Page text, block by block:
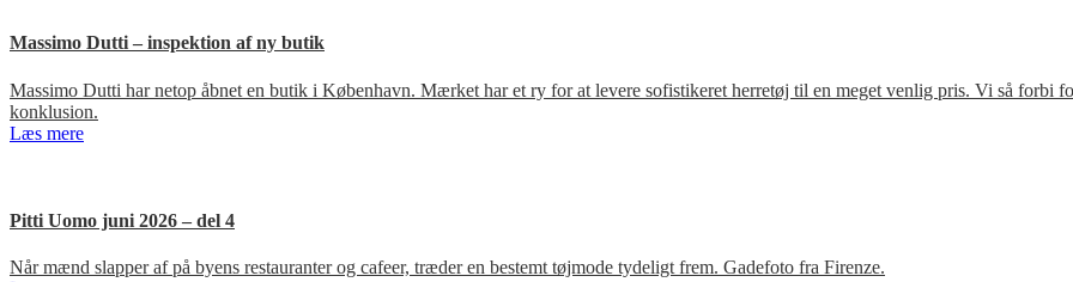
Massimo Dutti – inspektion af ny butik
Massimo Dutti har netop åbnet en butik i København. Mærket har et ry for at levere sofistikeret herretøj til en meget venlig pris. Vi så forbi
konklusion.
Læs mere
Pitti Uomo juni 2026 – del 4
Når mænd slapper af på byens restauranter og cafeer, træder en bestemt tøjmode tydeligt frem. Gadefoto fra Firenze.